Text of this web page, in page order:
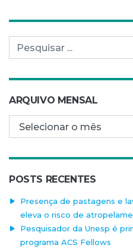
Pesquisar por:
ARQUIVO MENSAL
Arquivo mensal
POSTS RECENTES
Presença de pastagens e
eleva o risco de
Pesquisador da Unesp é
programa ACS Fellows